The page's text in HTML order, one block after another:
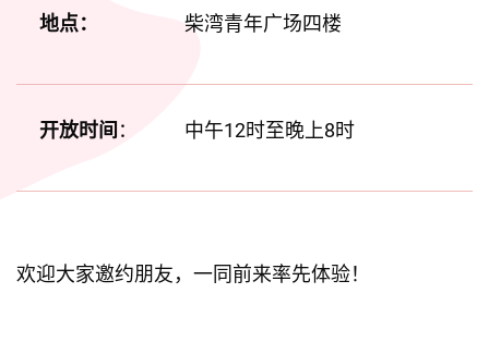
地点： 柴湾青年广场四楼
开放时间： 中午12时至晚上8时
欢迎大家邀约朋友，一同前来率先体验！